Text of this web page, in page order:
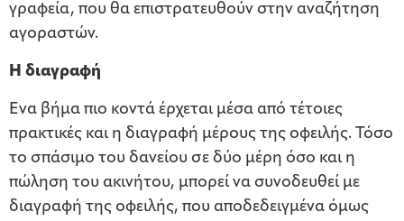
γραφεία, που θα επιστρατευθούν στην αναζήτηση
αγοραστών.
Η διαγραφή
Eνα βήμα πιο κοντά έρχεται μέσα από τέτοιες
πρακτικές και η διαγραφή μέρους της οφειλής. Τόσο
το σπάσιμο του δανείου σε δύο μέρη όσο και η
πώληση του ακινήτου, μπορεί να συνοδευθεί με
διαγραφή της οφειλής, που αποδεδειγμένα όμως